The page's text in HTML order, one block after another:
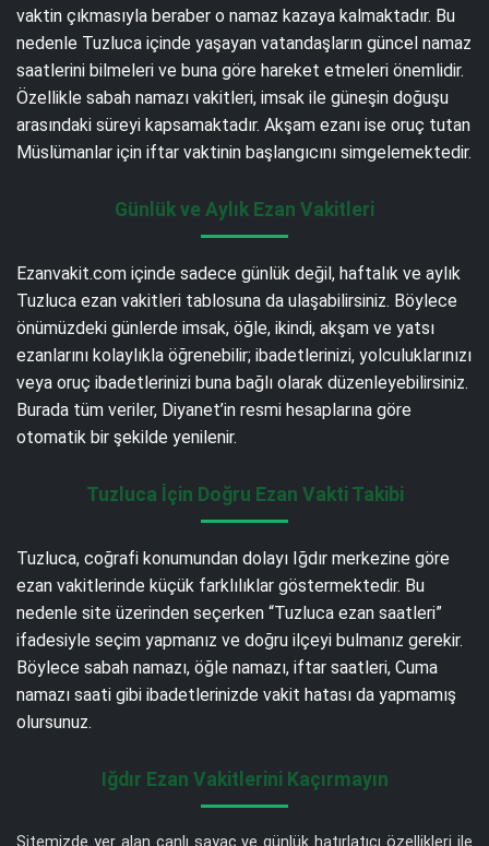
vaktin çıkmasıyla beraber o namaz kazaya kalmaktadır. Bu
nedenle Tuzluca içinde yaşayan vatandaşların güncel namaz
saatlerini bilmeleri ve buna göre hareket etmeleri önemlidir.
Özellikle sabah namazı vakitleri, imsak ile güneşin doğuşu
arasındaki süreyi kapsamaktadır. Akşam ezanı ise oruç tutan
Müslümanlar için iftar vaktinin başlangıcını simgelemektedir.
Günlük ve Aylık Ezan Vakitleri
Ezanvakit.com içinde sadece günlük değil, haftalık ve aylık
Tuzluca ezan vakitleri tablosuna da ulaşabilirsiniz. Böylece
önümüzdeki günlerde imsak, öğle, ikindi, akşam ve yatsı
ezanlarını kolaylıkla öğrenebilir; ibadetlerinizi, yolculuklarınızı
veya oruç ibadetlerinizi buna bağlı olarak düzenleyebilirsiniz.
Burada tüm veriler, Diyanet’in resmi hesaplarına göre
otomatik bir şekilde yenilenir.
Tuzluca İçin Doğru Ezan Vakti Takibi
Tuzluca, coğrafi konumundan dolayı Iğdır merkezine göre
ezan vakitlerinde küçük farklılıklar göstermektedir. Bu
nedenle site üzerinden seçerken “Tuzluca ezan saatleri”
ifadesiyle seçim yapmanız ve doğru ilçeyi bulmanız gerekir.
Böylece sabah namazı, öğle namazı, iftar saatleri, Cuma
namazı saati gibi ibadetlerinizde vakit hatası da yapmamış
olursunuz.
Iğdır Ezan Vakitlerini Kaçırmayın
Sitemizde yer alan canlı sayaç ve günlük hatırlatıcı özellikleri ile